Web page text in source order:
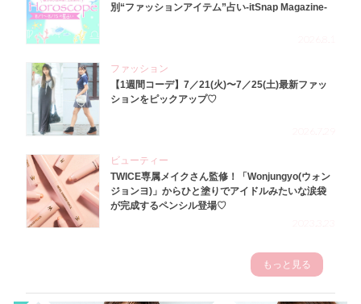
別“ファッションアイテム”占い-itSnap Magazine-
ファッション
【1週間コーデ】7／21(火)〜7／25(土)最新ファッ
ションをピックアップ♡
ビューティー
TWICE専属メイクさん監修！「Wonjungyo(ウォン
ジョンヨ)」からひと塗りでアイドルみたいな涙袋
が完成するペンシル登場♡
もっと見る